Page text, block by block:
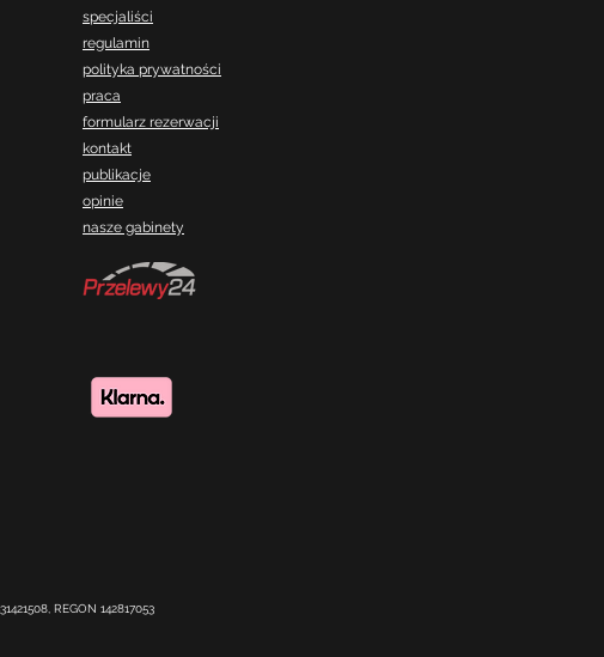
specjaliści
regulamin
polityka prywatności
praca
formularz rezerwacji
kontakt
publikacje
opinie
nasze gabinety
REGON 142817053